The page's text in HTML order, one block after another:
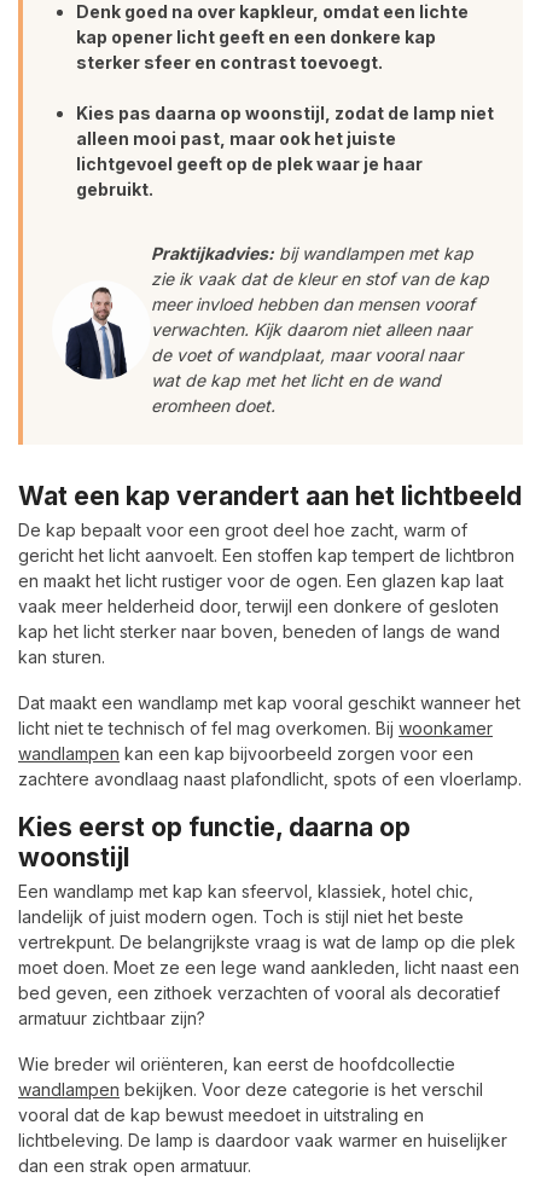
Denk goed na over kapkleur, omdat een lichte
kap opener licht geeft en een donkere kap
sterker sfeer en contrast toevoegt.
Kies pas daarna op woonstijl, zodat de lamp niet
alleen mooi past, maar ook het juiste
lichtgevoel geeft op de plek waar je haar
gebruikt.
Praktijkadvies: bij wandlampen met kap
zie ik vaak dat de kleur en stof van de kap
meer invloed hebben dan mensen vooraf
verwachten. Kijk daarom niet alleen naar
de voet of wandplaat, maar vooral naar
wat de kap met het licht en de wand
eromheen doet.
Wat een kap verandert aan het lichtbeeld
De kap bepaalt voor een groot deel hoe zacht, warm of
gericht het licht aanvoelt. Een stoffen kap tempert de lichtbron
en maakt het licht rustiger voor de ogen. Een glazen kap laat
vaak meer helderheid door, terwijl een donkere of gesloten
kap het licht sterker naar boven, beneden of langs de wand
kan sturen.
Dat maakt een wandlamp met kap vooral geschikt wanneer het
licht niet te technisch of fel mag overkomen. Bij woonkamer
wandlampen kan een kap bijvoorbeeld zorgen voor een
zachtere avondlaag naast plafondlicht, spots of een vloerlamp.
Kies eerst op functie, daarna op
woonstijl
Een wandlamp met kap kan sfeervol, klassiek, hotel chic,
landelijk of juist modern ogen. Toch is stijl niet het beste
vertrekpunt. De belangrijkste vraag is wat de lamp op die plek
moet doen. Moet ze een lege wand aankleden, licht naast een
bed geven, een zithoek verzachten of vooral als decoratief
armatuur zichtbaar zijn?
Wie breder wil oriënteren, kan eerst de hoofdcollectie
wandlampen bekijken. Voor deze categorie is het verschil
vooral dat de kap bewust meedoet in uitstraling en
lichtbeleving. De lamp is daardoor vaak warmer en huiselijker
dan een strak open armatuur.